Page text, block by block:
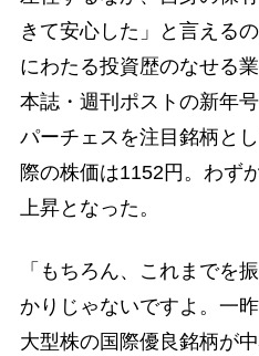
きて安心した」と言える
にわたる投資歴のなせる
本誌・週刊ポストの新年
パーチェスを注目銘柄と
際の株価は1152円。わず
上昇となった。
「もちろん、これまでを
かりじゃないですよ。一
大型株の国際優良銘柄が